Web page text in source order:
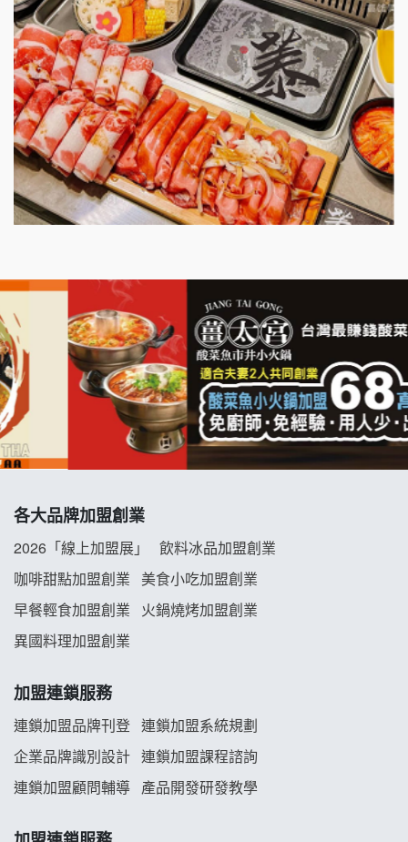
微風亭鐵板燒加盟說明會
漫步藍咖啡加盟說明會
明石章魚燒加盟說明會
出櫃加盟說明會
千香漢堡加盟說明會
拉亞漢堡加盟說明會
杜芳子古味茶鋪加盟說明會
優握握×酸奶大獅加盟說明會
冬城門加盟說明會
龍涎居好湯加盟說明會
舒油頭加盟說明會
義氣豐發雞加盟說明會
Mr.Wish加盟說明會
各大品牌加盟創業
2026「線上加盟展」
飲料冰品加盟創業
咖啡甜點加盟創業
美食小吃加盟創業
早餐輕食加盟創業
火鍋燒烤加盟創業
異國料理加盟創業
加盟連鎖服務
連鎖加盟品牌刊登 連鎖加盟系統規劃
企業品牌識別設計 連鎖加盟課程諮詢
連鎖加盟顧問輔導 產品開發研發教學